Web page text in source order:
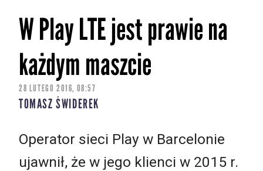
W Play LTE jest prawie na
każdym maszcie
28 LUTEGO 2016, 08:57
TOMASZ ŚWIDEREK
Operator sieci Play w Barcelonie
ujawnił, że w jego klienci w 2015 r.